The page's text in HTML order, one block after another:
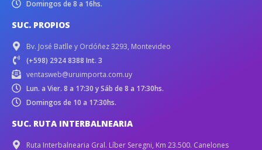
Domingos de 8 a 16hs.
SUC. PROPIOS
Bv. José Batlle y Ordóñez 3293, Montevideo
(+598) 2924 8388 Int. 3
ventasweb@uruimporta.com.uy
Lun. a Vier. 8 a 17:30 y Sáb de 8 a 17:30hs.
Domingos de 10 a 17:30hs.
SUC. RUTA INTERBALNEARIA
Ruta Interbalnearia Gral. Líber Seregni, Km 23.500. Canelones